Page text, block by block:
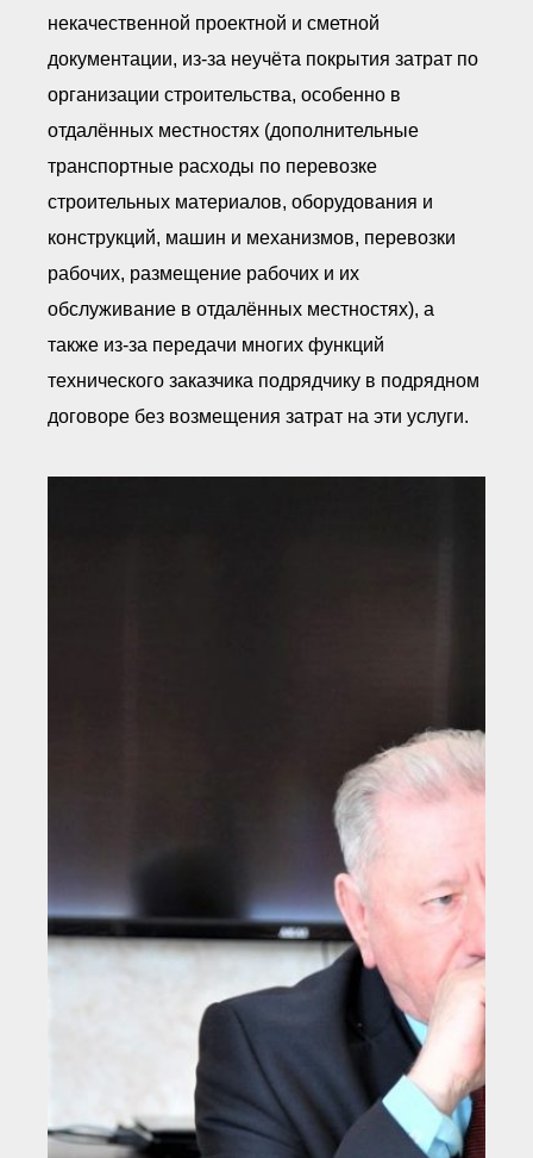
некачественной проектной и сметной
документации, из-за неучёта покрытия затрат по
организации строительства, особенно в
отдалённых местностях (дополнительные
транспортные расходы по перевозке
строительных материалов, оборудования и
конструкций, машин и механизмов, перевозки
рабочих, размещение рабочих и их
обслуживание в отдалённых местностях), а
также из-за передачи многих функций
технического заказчика подрядчику в подрядном
договоре без возмещения затрат на эти услуги.